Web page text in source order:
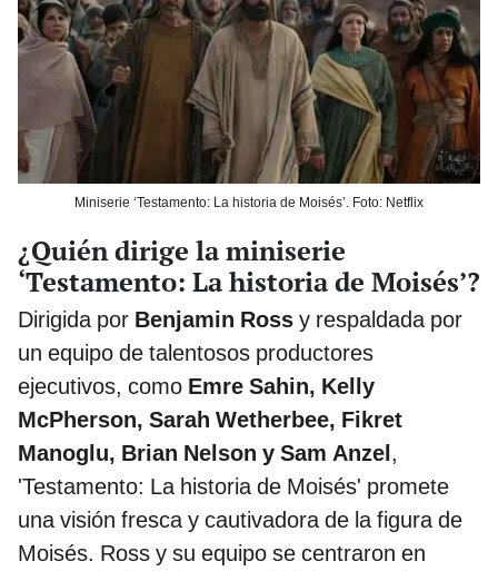
Miniserie ‘Testamento: La historia de Moisés’. Foto: Netflix
¿Quién dirige la miniserie
‘Testamento: La historia de Moisés’?
Dirigida por Benjamin Ross y respaldada por
un equipo de talentosos productores
ejecutivos, como Emre Sahin, Kelly
McPherson, Sarah Wetherbee, Fikret
Manoglu, Brian Nelson y Sam Anzel,
'Testamento: La historia de Moisés' promete
una visión fresca y cautivadora de la figura de
Moisés. Ross y su equipo se centraron en